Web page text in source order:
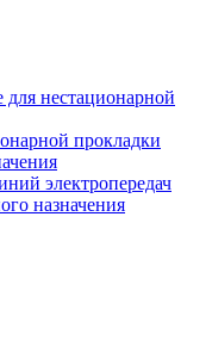
нестационарной
прокладки
электропередач
назначения